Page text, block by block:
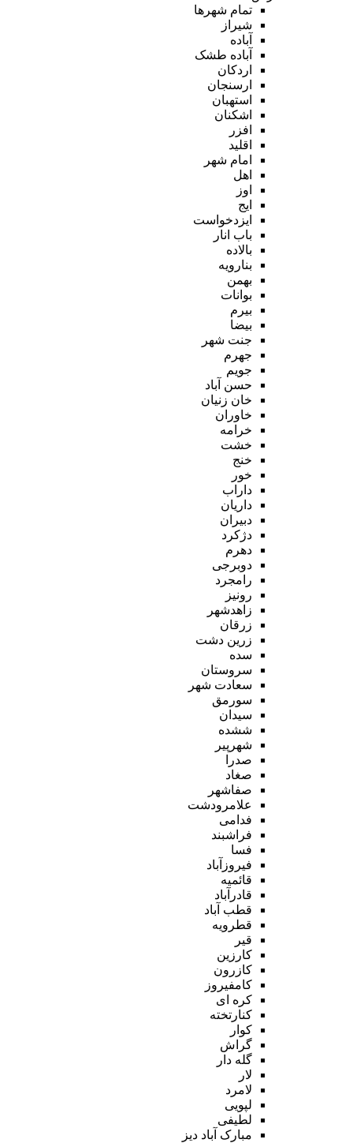
تمام شهر‌ها
شیراز
آباده
آباده طشک
اردکان
ارسنجان
استهبان
اشکنان
افزر
اقلید
امام شهر
اهل
اوز
ایج
ایزدخواست
باب انار
بالاده
بنارویه
بهمن
بوانات
بیرم
بیضا
جنت شهر
جهرم
جویم
حسن آباد
خان زنیان
خاوران
خرامه
خشت
خنج
خور
داراب
داریان
دبیران
دژکرد
دهرم
دوبرجی
رامجرد
رونیز
زاهدشهر
زرقان
زرین دشت
سده
سروستان
سعادت شهر
سورمق
سیدان
ششده
شهرپیر
صدرا
صغاد
صفاشهر
علامرودشت
فدامی
فراشبند
فسا
فیروزآباد
قائمیه
قادرآباد
قطب آباد
قطرویه
قیر
کارزین
کازرون
کامفیروز
کره ای
کنارتخته
کوار
گراش
گله دار
لار
لامرد
لپویی
لطیفی
مبارک آباد دیز